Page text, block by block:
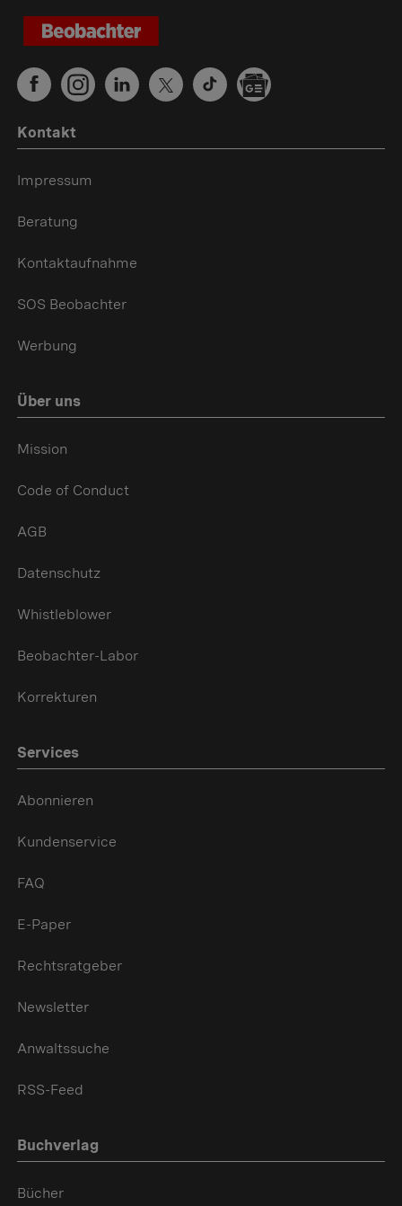
Kontakt
Impressum
Beratung
Kontaktaufnahme
SOS Beobachter
Werbung
Über uns
Mission
Code of Conduct
AGB
Datenschutz
Whistleblower
Beobachter-Labor
Korrekturen
Services
Abonnieren
Kundenservice
FAQ
E-Paper
Rechtsratgeber
Newsletter
Anwaltssuche
RSS-Feed
Buchverlag
Bücher